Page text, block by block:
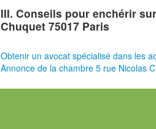
III. Conseils pour enchérir
Chuquet 75017 Paris
Obtenir un avocat spécialisé dans les
Annonce de la chambre 5 rue Nicolas